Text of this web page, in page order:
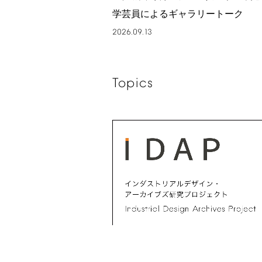
学芸員によるギャラリートーク
2026.09.13
Topics